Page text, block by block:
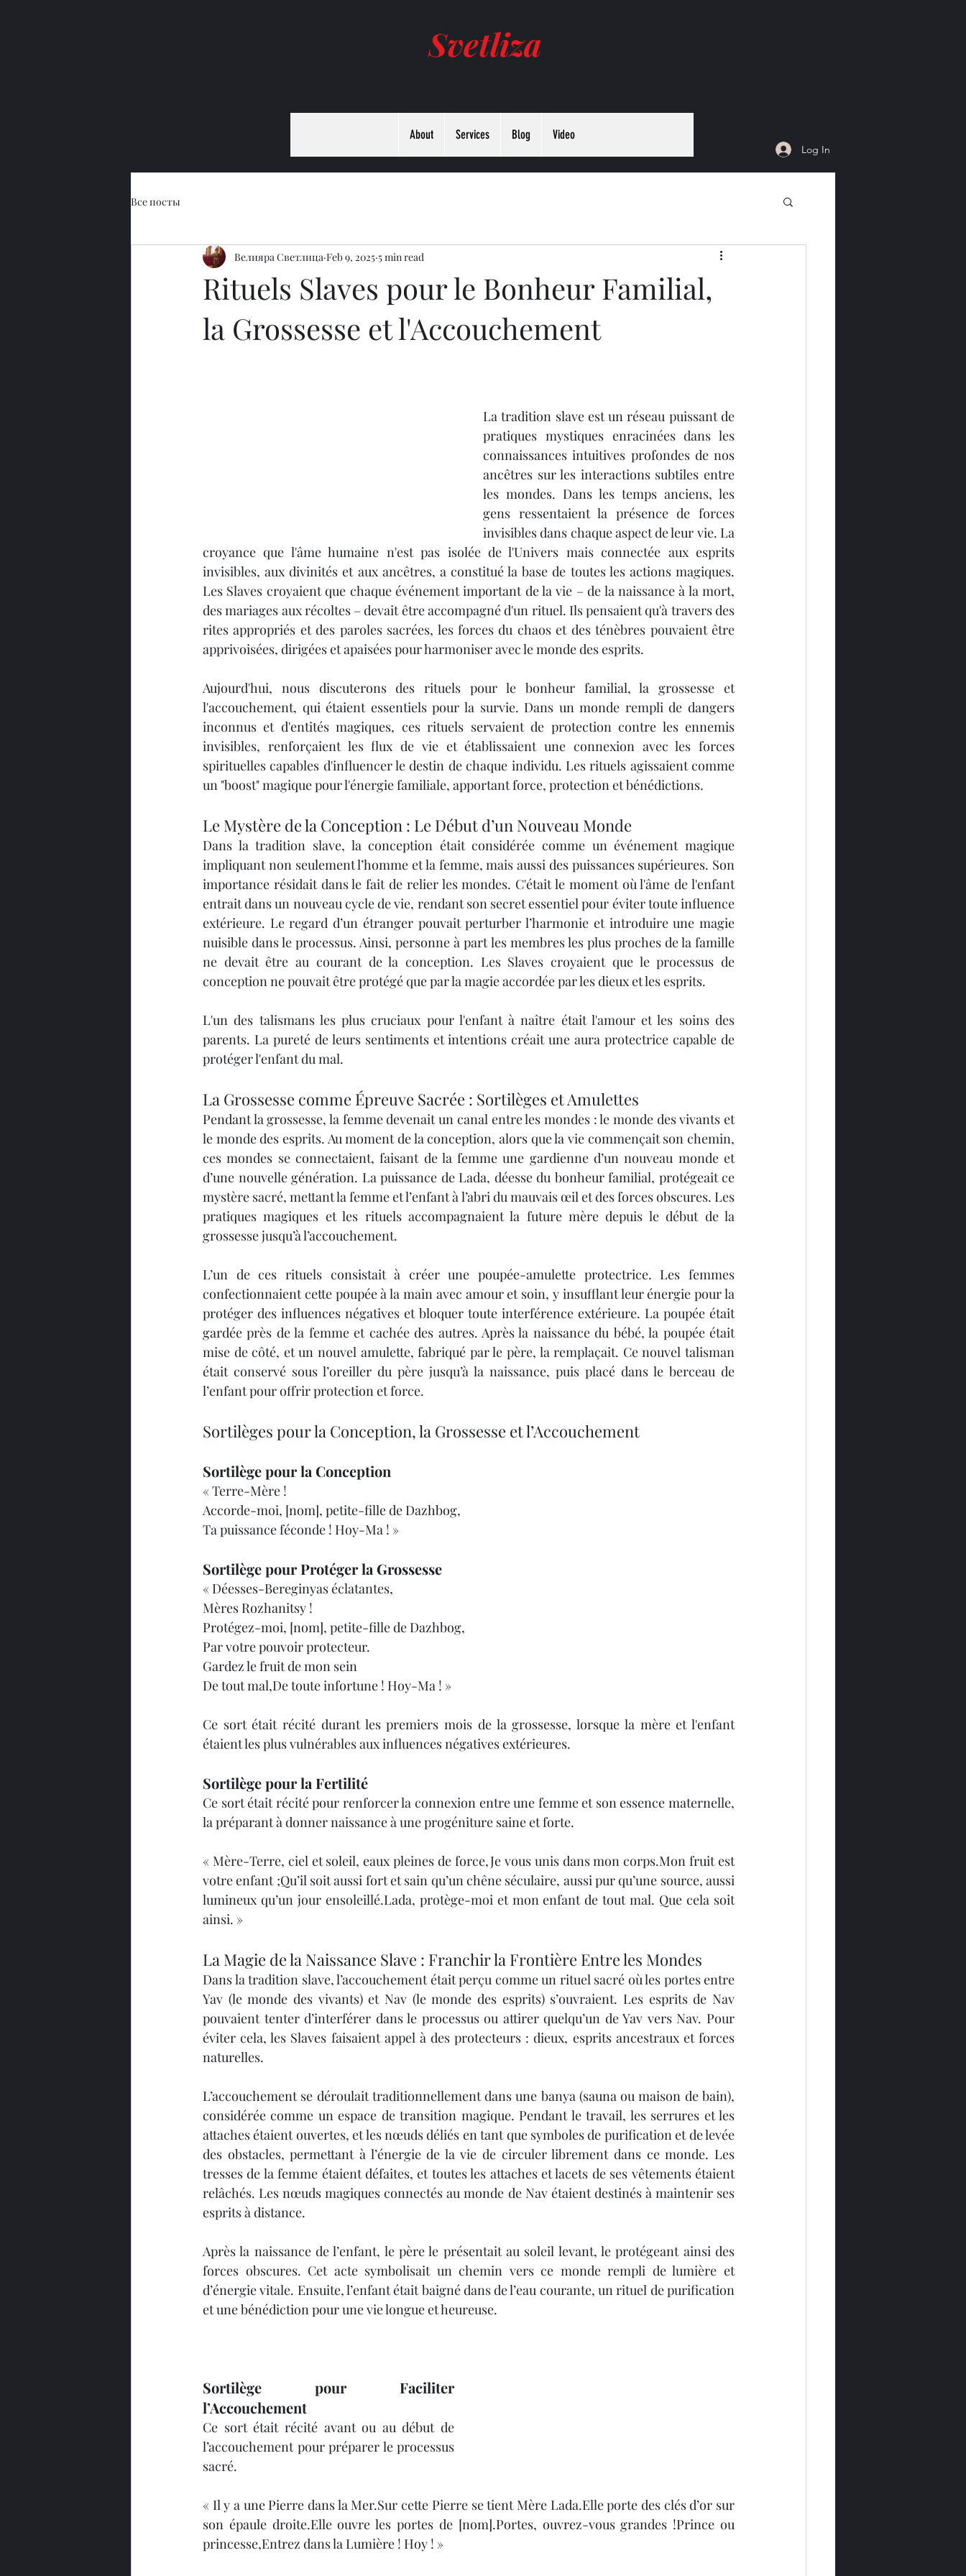
Svetliza
About Services Blog Video
Log In
Все посты
Rituels Slaves pour le Bonheur Familial,
la Grossesse et l'Accouchement
Велияра Светлица Feb 9, 2025 5 min read
La tradition slave est un réseau puissant de
pratiques mystiques enracinées dans les
connaissances intuitives profondes de nos
ancêtres sur les interactions subtiles entre
les mondes. Dans les temps anciens, les
gens ressentaient la présence de forces
invisibles dans chaque aspect de leur vie. La
croyance que l'âme humaine n'est pas isolée de l'Univers mais connectée aux esprits
invisibles, aux divinités et aux ancêtres, a constitué la base de toutes les actions magiques.
Les Slaves croyaient que chaque événement important de la vie – de la naissance à la mort,
des mariages aux récoltes – devait être accompagné d'un rituel. Ils pensaient qu'à travers des
rites appropriés et des paroles sacrées, les forces du chaos et des ténèbres pouvaient être
apprivoisées, dirigées et apaisées pour harmoniser avec le monde des esprits.
Aujourd'hui, nous discuterons des rituels pour le bonheur familial, la grossesse et
l'accouchement, qui étaient essentiels pour la survie. Dans un monde rempli de dangers
inconnus et d'entités magiques, ces rituels servaient de protection contre les ennemis
invisibles, renforçaient les flux de vie et établissaient une connexion avec les forces
spirituelles capables d'influencer le destin de chaque individu. Les rituels agissaient comme
un "boost" magique pour l'énergie familiale, apportant force, protection et bénédictions.
Le Mystère de la Conception : Le Début d’un Nouveau Monde
Dans la tradition slave, la conception était considérée comme un événement magique
impliquant non seulement l’homme et la femme, mais aussi des puissances supérieures. Son
importance résidait dans le fait de relier les mondes. C'était le moment où l'âme de l'enfant
entrait dans un nouveau cycle de vie, rendant son secret essentiel pour éviter toute influence
extérieure. Le regard d’un étranger pouvait perturber l’harmonie et introduire une magie
nuisible dans le processus. Ainsi, personne à part les membres les plus proches de la famille
ne devait être au courant de la conception. Les Slaves croyaient que le processus de
conception ne pouvait être protégé que par la magie accordée par les dieux et les esprits.
L'un des talismans les plus cruciaux pour l'enfant à naître était l'amour et les soins des
parents. La pureté de leurs sentiments et intentions créait une aura protectrice capable de
protéger l'enfant du mal.
La Grossesse comme Épreuve Sacrée : Sortilèges et Amulettes
Pendant la grossesse, la femme devenait un canal entre les mondes : le monde des vivants et
le monde des esprits. Au moment de la conception, alors que la vie commençait son chemin,
ces mondes se connectaient, faisant de la femme une gardienne d’un nouveau monde et
d’une nouvelle génération. La puissance de Lada, déesse du bonheur familial, protégeait ce
mystère sacré, mettant la femme et l’enfant à l’abri du mauvais œil et des forces obscures. Les
pratiques magiques et les rituels accompagnaient la future mère depuis le début de la
grossesse jusqu’à l’accouchement.
L’un de ces rituels consistait à créer une poupée-amulette protectrice. Les femmes
confectionnaient cette poupée à la main avec amour et soin, y insufflant leur énergie pour la
protéger des influences négatives et bloquer toute interférence extérieure. La poupée était
gardée près de la femme et cachée des autres. Après la naissance du bébé, la poupée était
mise de côté, et un nouvel amulette, fabriqué par le père, la remplaçait. Ce nouvel talisman
était conservé sous l’oreiller du père jusqu’à la naissance, puis placé dans le berceau de
l’enfant pour offrir protection et force.
Sortilèges pour la Conception, la Grossesse et l’Accouchement
Sortilège pour la Conception
« Terre-Mère !
Accorde-moi, [nom], petite-fille de Dazhbog,
Ta puissance féconde ! Hoy-Ma ! »
Sortilège pour Protéger la Grossesse
« Déesses-Bereginyas éclatantes,
Mères Rozhanitsy !
Protégez-moi, [nom], petite-fille de Dazhbog,
Par votre pouvoir protecteur.
Gardez le fruit de mon sein
De tout mal,De toute infortune ! Hoy-Ma ! »
Ce sort était récité durant les premiers mois de la grossesse, lorsque la mère et l'enfant
étaient les plus vulnérables aux influences négatives extérieures.
Sortilège pour la Fertilité
Ce sort était récité pour renforcer la connexion entre une femme et son essence maternelle,
la préparant à donner naissance à une progéniture saine et forte.
« Mère-Terre, ciel et soleil, eaux pleines de force,Je vous unis dans mon corps.Mon fruit est
votre enfant ;Qu’il soit aussi fort et sain qu’un chêne séculaire, aussi pur qu’une source, aussi
lumineux qu’un jour ensoleillé.Lada, protège-moi et mon enfant de tout mal. Que cela soit
ainsi. »
La Magie de la Naissance Slave : Franchir la Frontière Entre les Mondes
Dans la tradition slave, l’accouchement était perçu comme un rituel sacré où les portes entre
Yav (le monde des vivants) et Nav (le monde des esprits) s’ouvraient. Les esprits de Nav
pouvaient tenter d’interférer dans le processus ou attirer quelqu’un de Yav vers Nav. Pour
éviter cela, les Slaves faisaient appel à des protecteurs : dieux, esprits ancestraux et forces
naturelles.
L’accouchement se déroulait traditionnellement dans une banya (sauna ou maison de bain),
considérée comme un espace de transition magique. Pendant le travail, les serrures et les
attaches étaient ouvertes, et les nœuds déliés en tant que symboles de purification et de levée
des obstacles, permettant à l’énergie de la vie de circuler librement dans ce monde. Les
tresses de la femme étaient défaites, et toutes les attaches et lacets de ses vêtements étaient
relâchés. Les nœuds magiques connectés au monde de Nav étaient destinés à maintenir ses
esprits à distance.
Après la naissance de l’enfant, le père le présentait au soleil levant, le protégeant ainsi des
forces obscures. Cet acte symbolisait un chemin vers ce monde rempli de lumière et
d’énergie vitale. Ensuite, l’enfant était baigné dans de l’eau courante, un rituel de purification
et une bénédiction pour une vie longue et heureuse.
Sortilège pour Faciliter
l’Accouchement
Ce sort était récité avant ou au début de
l’accouchement pour préparer le processus
sacré.
« Il y a une Pierre dans la Mer.Sur cette Pierre se tient Mère Lada.Elle porte des clés d’or sur
son épaule droite.Elle ouvre les portes de [nom].Portes, ouvrez-vous grandes !Prince ou
princesse,Entrez dans la Lumière ! Hoy ! »